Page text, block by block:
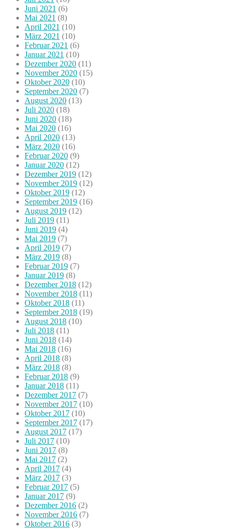
Juni 2021 (6)
Mai 2021 (8)
April 2021 (10)
März 2021 (10)
Februar 2021 (6)
Januar 2021 (10)
Dezember 2020 (11)
November 2020 (15)
Oktober 2020 (10)
September 2020 (7)
August 2020 (13)
Juli 2020 (18)
Juni 2020 (18)
Mai 2020 (16)
April 2020 (13)
März 2020 (16)
Februar 2020 (9)
Januar 2020 (12)
Dezember 2019 (12)
November 2019 (12)
Oktober 2019 (12)
September 2019 (16)
August 2019 (12)
Juli 2019 (11)
Juni 2019 (4)
Mai 2019 (7)
April 2019 (7)
März 2019 (8)
Februar 2019 (7)
Januar 2019 (8)
Dezember 2018 (12)
November 2018 (11)
Oktober 2018 (11)
September 2018 (19)
August 2018 (10)
Juli 2018 (11)
Juni 2018 (14)
Mai 2018 (16)
April 2018 (8)
März 2018 (8)
Februar 2018 (9)
Januar 2018 (11)
Dezember 2017 (7)
November 2017 (10)
Oktober 2017 (10)
September 2017 (17)
August 2017 (17)
Juli 2017 (10)
Juni 2017 (8)
Mai 2017 (2)
April 2017 (4)
März 2017 (3)
Februar 2017 (5)
Januar 2017 (9)
Dezember 2016 (2)
November 2016 (7)
Oktober 2016 (3)